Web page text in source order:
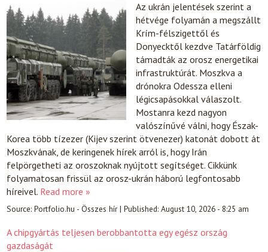
Az ukrán jelentések szerint a
hétvége folyamán a megszállt
Krím-félszigettől és
Donyecktől kezdve Tatárföldig
támadták az orosz energetikai
infrastruktúrát. Moszkva a
drónokra Odessza elleni
légicsapásokkal válaszolt.
Mostanra kezd nagyon
valószínűvé válni, hogy Észak-
Korea több tízezer (Kijev szerint ötvenezer) katonát dobott át
Moszkvának, de keringenek hírek arról is, hogy Irán
felpörgetheti az oroszoknak nyújtott segítséget. Cikkünk
folyamatosan frissül az orosz-ukrán háború legfontosabb
híreivel. Read more »
Source:Portfolio.hu - Összes hír|Published:August 10, 2026 - 8:25 am
A chipgyártás teljesen berobbantotta egy egész ország
gazdaságát